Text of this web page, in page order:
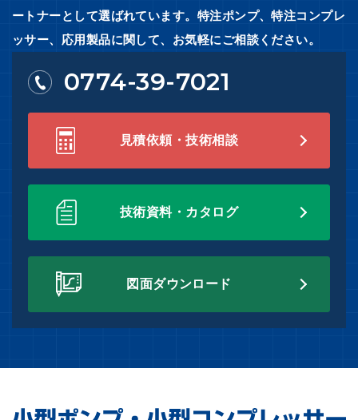
ートナーとして選ばれています。特注ポンプ、特注コンプレ
ッサー、応用製品に関して、お気軽にご相談ください。
0774-39-7021
見積依頼・技術相談
技術資料・カタログ
図面ダウンロード